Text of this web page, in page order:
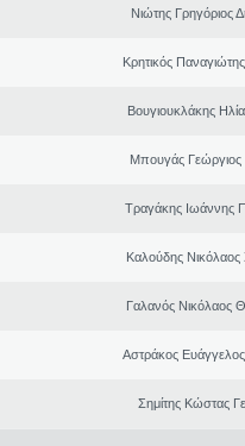
Νιώτης Γρηγόριος
Κρητικός
Βουγιουκλάκης
Μπουγάς Γεώργιος
Τραγάκης Ιωάννης
Καλούδης Νικόλαος
Γαλανός Νικόλαος
Αστράκος
Σημίτης Κώστας